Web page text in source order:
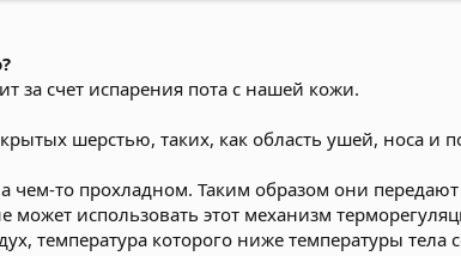
за счет испарения пота с нашей кожи.
шерстью, таких, как область ушей, носа и
чем-то прохладном. Таким образом они
может использовать этот механизм
температура которого ниже температуры